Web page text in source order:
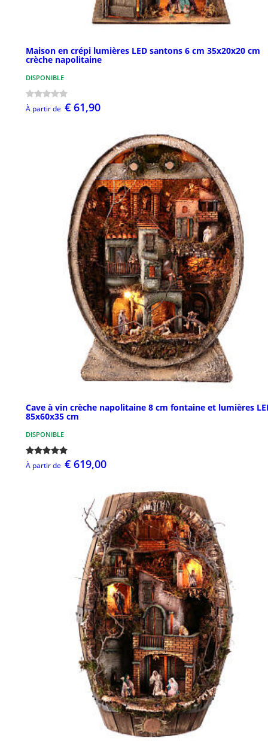
Maison en crépi lumières LED santons 6 cm 35x20x20 cm
crèche napolitaine
DISPONIBLE
À partir de € 61,90
Cave à vin crèche napolitaine 8 cm fontaine et lumières
85x60x35 cm
DISPONIBLE
À partir de € 619,00